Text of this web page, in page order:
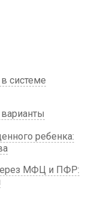
системе
ребенка:
МФЦ и ПФР: